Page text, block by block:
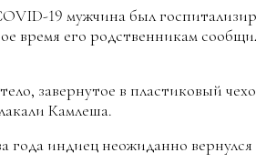
19 мужчина был
время его родственникам
завернутое в пластиковый
Камлеша.
года индиец неожиданно